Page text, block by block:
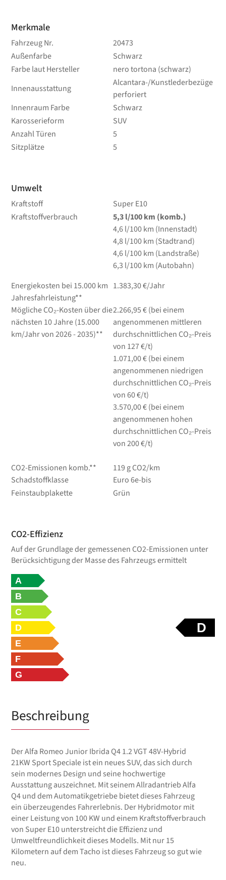
Merkmale
Fahrzeug Nr.
20473
Außenfarbe
Schwarz
Farbe laut Hersteller
nero tortona (schwarz)
Innenausstattung
Alcantara-/Kunstlederbezüge
perforiert
Innenraum Farbe
Schwarz
Karosserieform
SUV
Anzahl Türen
5
Sitzplätze
5
Umwelt
Kraftstoff
Super E10
Kraftstoffverbrauch
5,3l/100 km (komb.)
4,6l/100 km (Innenstadt)
4,8l/100 km (Stadtrand)
4,6l/100 km (Landstraße)
6,3 l/100 km (Autobahn)
Energiekosten bei 15.000 km
Jahresfahrleistung**
1.383,30 €/Jahr
Mögliche CO₂-Kosten über die
nächsten 10 Jahre (15.000
km/Jahr von 2026 - 2035)**
2.266,95 € (bei einem
angenommenen mittleren
durchschnittlichen CO₂-Preis
von 127 €/t)
1.071,00 € (bei einem
angenommenen niedrigen
durchschnittlichen CO₂-Preis
von 60 €/t)
3.570,00 € (bei einem
angenommenen hohen
durchschnittlichen CO₂-Preis
von 200 €/t)
CO2-Emissionen komb.**
119 g CO2/km
Schadstoffklasse
Euro 6e-bis
Feinstaubplakette
Grün
CO2-Effizienz
Auf der Grundlage der gemessenen CO2-Emissionen unter
Berücksichtigung der Masse des Fahrzeugs ermittelt
D
A
B
C
D
E
F
G
Beschreibung
Der Alfa Romeo Junior Ibrida Q4 1.2 VGT 48V-Hybrid
21KW Sport Speciale ist ein neues SUV, das sich durch
sein modernes Design und seine hochwertige
Ausstattung auszeichnet. Mit seinem Allradantrieb Alfa
Q4 und dem Automatikgetriebe bietet dieses Fahrzeug
ein überzeugendes Fahrerlebnis. Der Hybridmotor mit
einer Leistung von 100 KW und einem Kraftstoffverbrauch
von Super E10 unterstreicht die Effizienz und
Umweltfreundlichkeit dieses Modells. Mit nur 15
Kilometern auf dem Tacho ist dieses Fahrzeug so gut wie
neu.